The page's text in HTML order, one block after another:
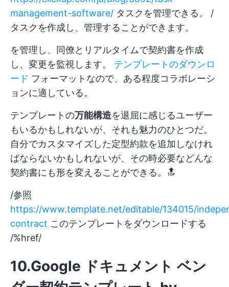
management-software/ タスクを管理できる。 /
タスクを作成し、管理することができます。
を管理し、同僚とリアルタイムで契約書を作成
し、変更を監視します。 テンプレートのダウンロ
ード フォーマットなので、ある程度コラボレーシ
ョンに適している。
テンプレートの万能構造を退屈に感じるユーザー
もいるかもしれないが、それも魅力のひとつだ。
自分でカスタマイズした定型約款を追加しなけれ
ばならないかもしれないが、その時必要などんな
契約書にも形を変えることができる。🔝
/参照
https://www.template.net/editable/134015/
contract このテンプレートをダウンロードする
/%href/
10.Google ドキュメント ベン